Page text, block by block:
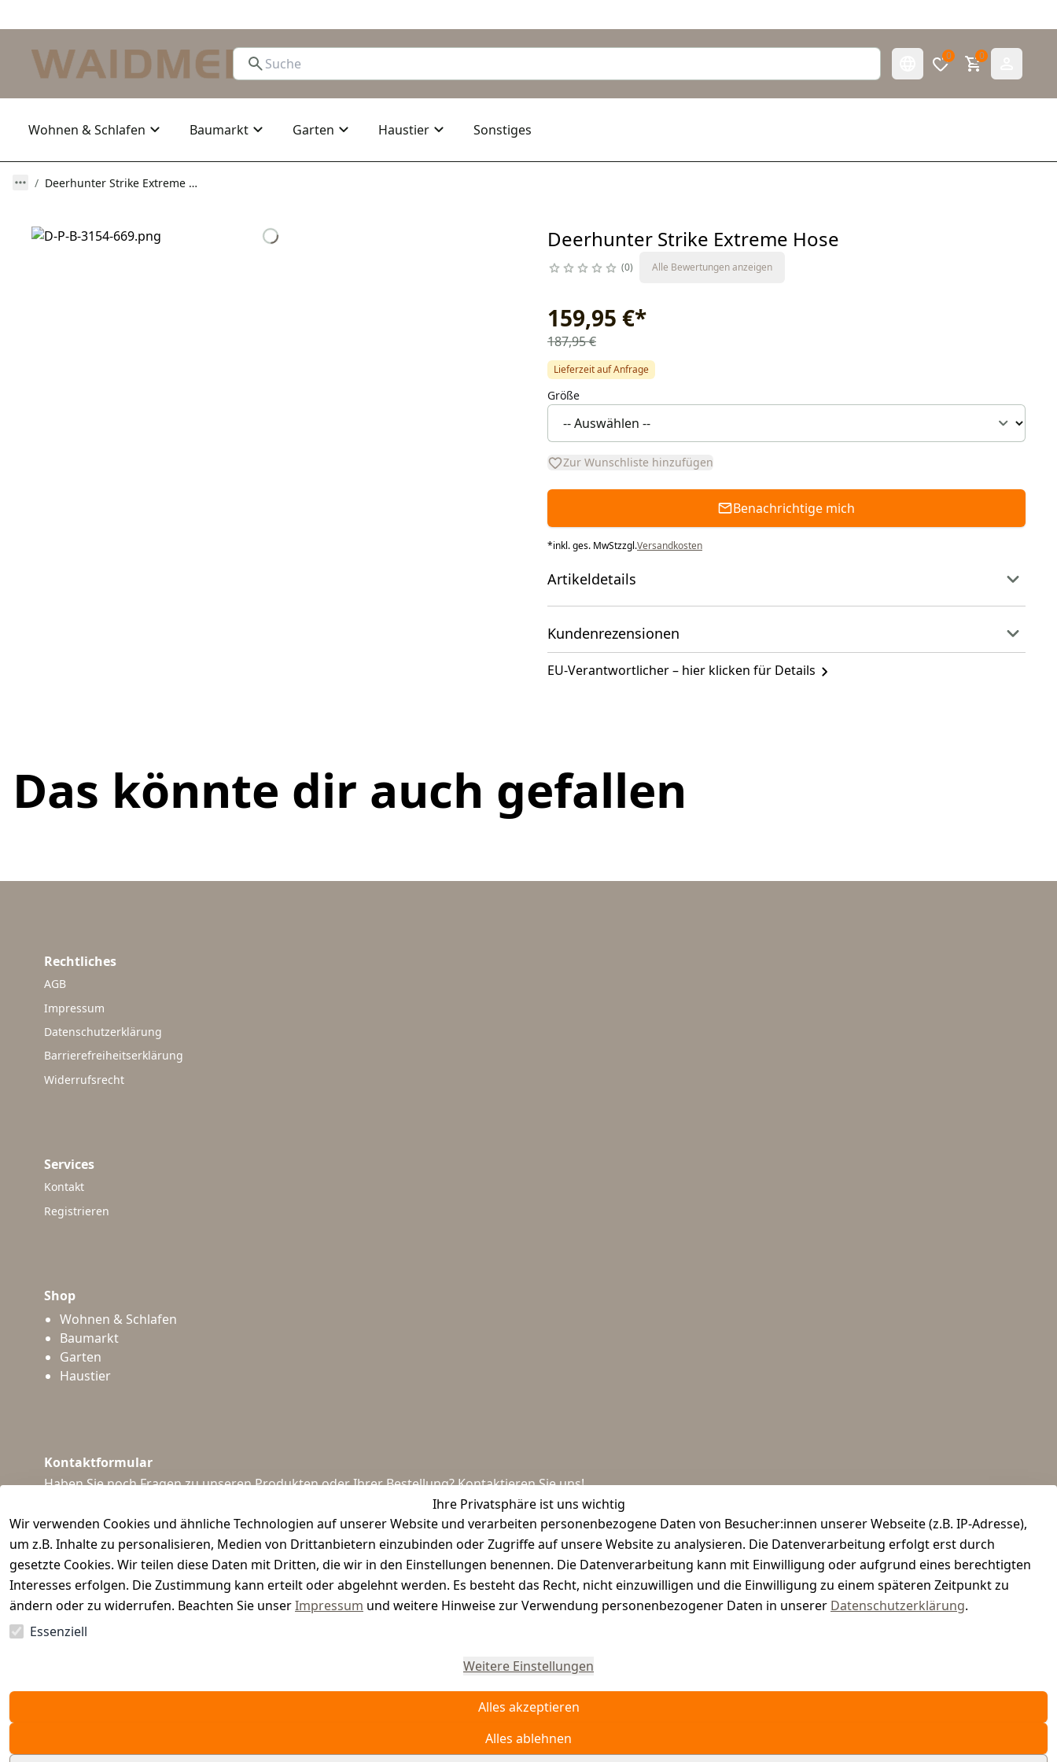
0 0
Wohnen & Schlafen Baumarkt Garten Haustier Sonstiges
Deerhunter Strike Extreme Hose
Deerhunter Strike Extreme Hose
0 Alle Bewertungen anzeigen
159,95 €*
187,95 €
Lieferzeit auf Anfrage
Größe
Zur Wunschliste hinzufügen
Benachrichtige mich
*inkl. ges. MwStzzgl.Versandkosten
Artikeldetails
Kundenrezensionen
EU-Verantwortlicher – hier klicken für Details
Das könnte dir auch gefallen
Ihre Privatsphäre ist uns wichtig
Wir verwenden Cookies und ähnliche Technologien auf unserer Website und verarbeiten personenbezogene Daten von Besucher:innen unserer Webseite (z.B. IP-Adresse),
um z.B. Inhalte zu personalisieren, Medien von Drittanbietern einzubinden oder Zugriffe auf unsere Website zu analysieren. Die Datenverarbeitung erfolgt erst durch
gesetzte Cookies. Wir teilen diese Daten mit Dritten, die wir in den Einstellungen benennen. Die Datenverarbeitung kann mit Einwilligung oder aufgrund eines berechtigten
Interesses erfolgen. Die Zustimmung kann erteilt oder abgelehnt werden. Es besteht das Recht, nicht einzuwilligen und die Einwilligung zu einem späteren Zeitpunkt zu
ändern oder zu widerrufen. Beachten Sie unserImpressum und weitere Hinweise zur Verwendung personenbezogener Daten in unserer Datenschutzerklärung.
Essenziell
Weitere Einstellungen
Alles akzeptieren
Alles ablehnen
Rechtliches
AGB
Impressum
Datenschutzerklärung
Barrierefreiheitserklärung
Widerrufsrecht
Services
Kontakt
Registrieren
Shop
Wohnen & Schlafen
Baumarkt
Garten
Haustier
Kontaktformular
Haben Sie noch Fragen zu unseren Produkten oder Ihrer Bestellung? Kontaktieren Sie uns!
support@waidmeister.de